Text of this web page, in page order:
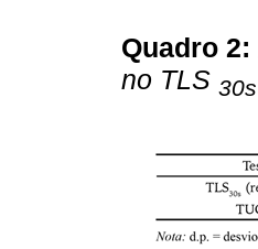
Quadro 2:
no TLS 30s